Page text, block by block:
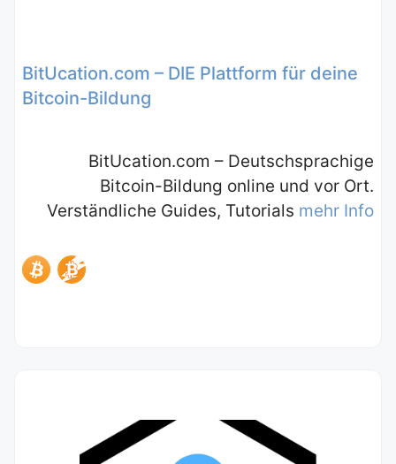
BitUcation.com – DIE Plattform für deine
Bitcoin-Bildung
BitUcation.com – Deutschsprachige
Bitcoin-Bildung online und vor Ort.
Verständliche Guides, Tutorials mehr Info